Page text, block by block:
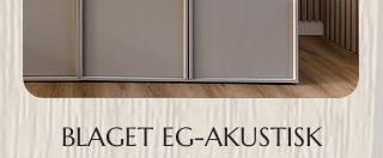
BLAGET EG-AKUSTISK